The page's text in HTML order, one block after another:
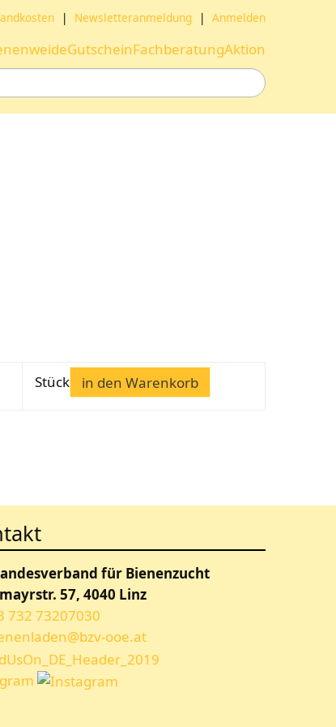
| Newsletteranmeldung | Anmelden
GutscheinFachberatungAktion
Stück in den Warenkorb
für Bienenzucht
57, 4040 Linz
732 73207030
ooe.at